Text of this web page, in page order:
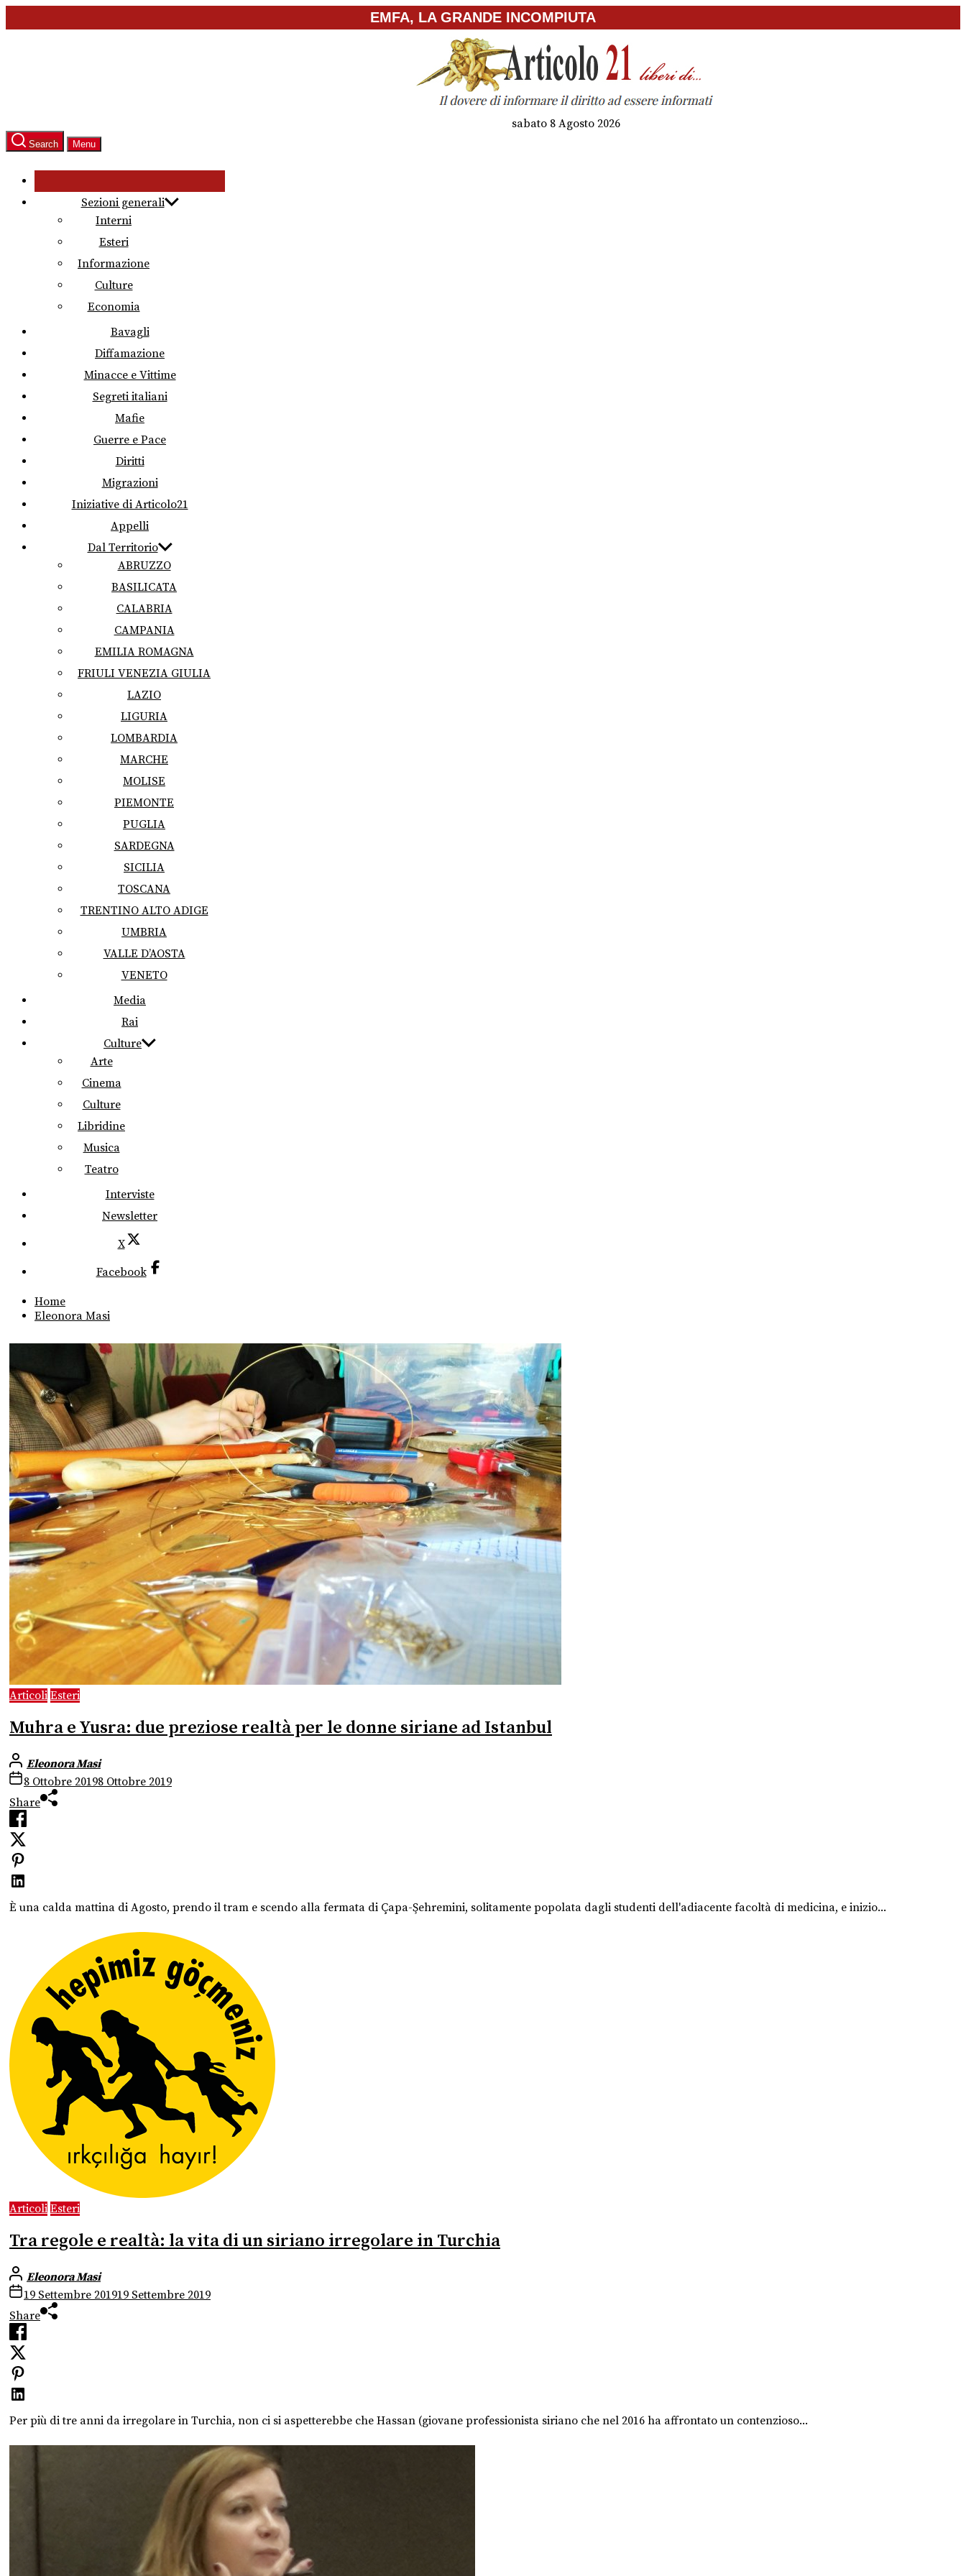
to
EMFA, LA GRANDE INCOMPIUTA
sabato 8 Agosto 2026
Search Menu
Sezioni generali
Interni
Esteri
Informazione
Culture
Economia
Bavagli
Diffamazione
Minacce e Vittime
Segreti italiani
Mafie
Guerre e Pace
Diritti
Migrazioni
Iniziative di Articolo21
Appelli
Dal Territorio
ABRUZZO
BASILICATA
CALABRIA
CAMPANIA
EMILIA ROMAGNA
FRIULI VENEZIA GIULIA
LAZIO
LIGURIA
LOMBARDIA
MARCHE
MOLISE
PIEMONTE
PUGLIA
SARDEGNA
SICILIA
TOSCANA
TRENTINO ALTO ADIGE
UMBRIA
VALLE D’AOSTA
VENETO
Media
Rai
Culture
Arte
Cinema
Culture
Libridine
Musica
Teatro
Interviste
Newsletter
X
Facebook
Home
Eleonora Masi
Articoli Esteri
Muhra e Yusra: due preziose realtà per le donne siriane ad Istanbul
Eleonora Masi
8 Ottobre 20198 Ottobre 2019
Share
È una calda mattina di Agosto, prendo il tram e scendo alla fermata di Çapa-Şehremini, solitamente popolata dagli studenti dell'adiacente facoltà di medicina, e inizio...
Articoli Esteri
Tra regole e realtà: la vita di un siriano irregolare in Turchia
Eleonora Masi
19 Settembre 201919 Settembre 2019
Share
Per più di tre anni da irregolare in Turchia, non ci si aspetterebbe che Hassan (giovane professionista siriano che nel 2016 ha affrontato un contenzioso...